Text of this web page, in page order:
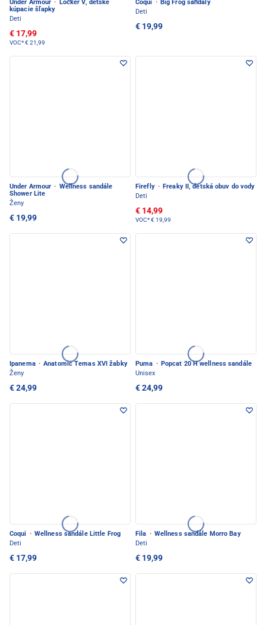
Under Armour ·
Locker V, detské
kúpacie šľapky
Deti
€ 17,99
VOC*€ 21,99
Coqui · Big Frog sandály
Deti
€ 19,99
Under Armour · Wellness sandále
Shower Lite
Ženy
€ 19,99
Firefly · Freaky II, detská obuv do vody
Deti
€ 14,99
VOC*€ 19,99
Ipanema · Anatomic Temas XVI žabky
Ženy
€ 24,99
Puma · Popcat 20 H wellness sandále
Unisex
€ 24,99
Coqui · Wellness sandále Little Frog
Deti
€ 17,99
Fila · Wellness sandále Morro Bay
Deti
€ 19,99